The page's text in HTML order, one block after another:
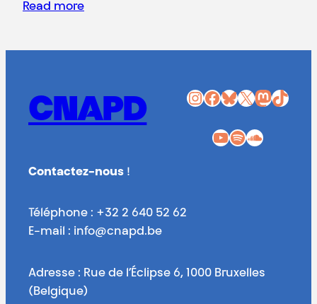
Read more
CNAPD InstagramFacebook Bluesky X Mastodon TikTok
YouTube Spotify SoundCloud
Contactez-nous !
Téléphone : +32 2 640 52 62
E-mail : info@cnapd.be
Adresse : Rue de l’Éclipse 6, 1000 Bruxelles
(Belgique)